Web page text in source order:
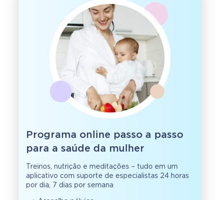
Programa online passo a passo
para a saúde da mulher
Treinos, nutrição e meditações – tudo em um
aplicativo com suporte de especialistas 24 horas
por dia, 7 dias por semana